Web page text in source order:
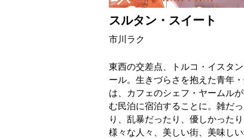
スルタン・スイート
市川ラク
東西の交差点、トルコ・イスタ
ール。生きづらさを抱えた青年
は、カフェのシェフ・ヤームル
む民泊に宿泊することに。雑だっ
り、乱暴だったり、優しかった
様々な人々、美しい街、美味し